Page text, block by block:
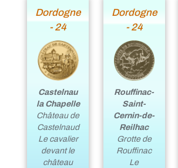
Dordogne
- 24
Castelnau
la Chapelle
Château de
Castelnaud
Le cavalier
devant le
château
Dordogne
- 24
Rouffinac-
Saint-
Cernin-de-
Reilhac
Grotte de
Rouffinac
Le